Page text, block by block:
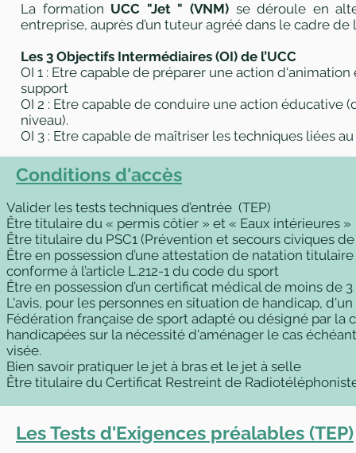
La formation UCC "Jet " (VNM) se déroule en
entreprise, auprès d’un tuteur agréé dans le cadre
Les 3 Objectifs Intermédiaires (OI) de l’UCC
OI 1 : Etre capable de préparer une action
support
OI 2 : Etre capable de conduire une action
niveau).
OI 3 : Etre capable de maîtriser les techniques liées
Conditions d'accès
Valider les tests techniques d’entrée (TEP)
Être titulaire du « permis côtier » et « Eaux intérieures »
Être titulaire du PSC1 (Prévention et secours civiques
Être en possession d’une attestation de natation
conforme à l’article L.212-1 du code du sport
Être en possession d’un certificat médical de moins de
L'avis, pour les personnes en situation de handicap,
Fédération française de sport adapté ou désigné par
handicapées sur la nécessité d'aménager le cas
visée.
Bien savoir pratiquer le jet à bras et le jet à selle
Être titulaire du Certificat Restreint de
Les Tests d'Exigences préalables (TEP)